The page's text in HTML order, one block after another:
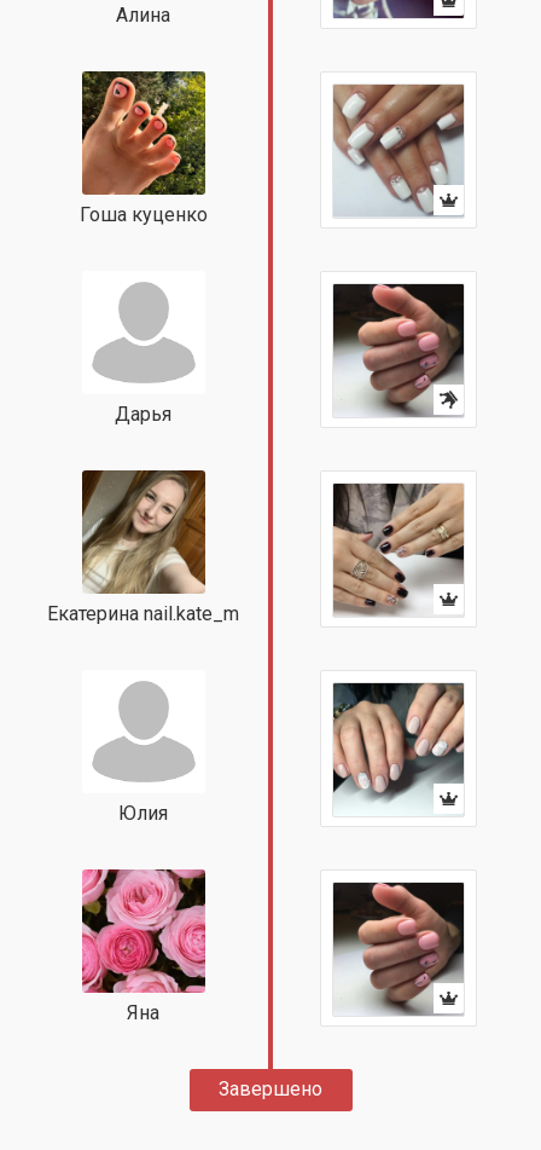
Алина
Гоша куценко
Дарья
Екатерина nail.kate_m
Юлия
Яна
Завершено